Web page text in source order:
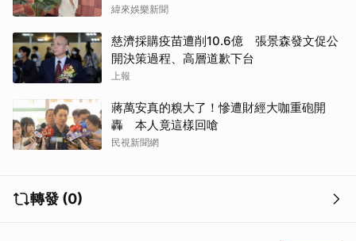
緯來娛樂新聞
慈濟採購疫苗遭削10.6億 張景森發文促公
開決策過程、高層道歉下台
上報
蔣萬安真的糗大了！慘遭財經大咖重砲開
轟 本人竟這樣回嗆
民視新聞網
轉發 (0)